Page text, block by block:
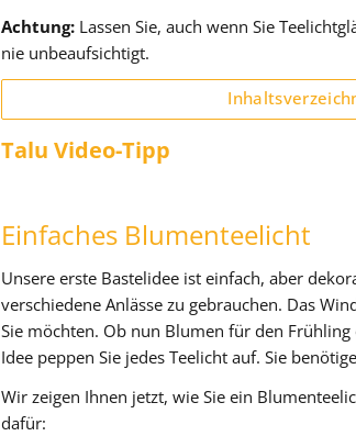
Achtung: Lassen Sie, auch wenn Sie
nie unbeaufsichtigt.
Talu Video-Tipp
Einfaches Blumenteelicht
Unsere erste Bastelidee ist einfach, aber
verschiedene Anlässe zu gebrauchen. Das
Sie möchten. Ob nun Blumen für den
Idee peppen Sie jedes Teelicht auf. Sie
Wir zeigen Ihnen jetzt, wie Sie ein
dafür: